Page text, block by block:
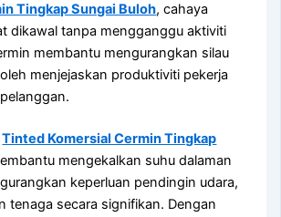
Tingkap Sungai Buloh, cahaya
dikawal tanpa mengganggu aktiviti
membantu mengurangkan silau
menjejaskan produktiviti pekerja
Tinted Komersial Cermin Tingkap
mengekalkan suhu dalaman
keperluan pendingin udara,
tenaga secara signifikan. Dengan